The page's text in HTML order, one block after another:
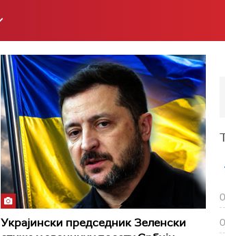
Украјински председник Зеленски
РТС 3 РТС Свет РТС HD